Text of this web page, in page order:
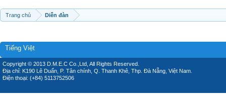
Trang chủ Diễn đàn
Tiếng Việt
Copyright © 2013 D.M.E.C Co.,Ltd, All Rights Reserved.
Địa chỉ: K190 Lê Duẩn, P. Tân chính, Q. Thanh Khê, Thp. Đà Nẵng, Việt Nam.
Điện thoại: (+84) 5113752506